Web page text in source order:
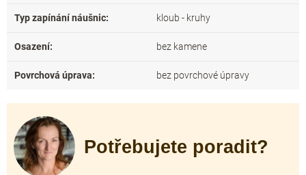
Typ zapínání náušnic: kloub - kruhy
Osazení: bez kamene
Povrchová úprava: bez povrchové úpravy
Potřebujete poradit?